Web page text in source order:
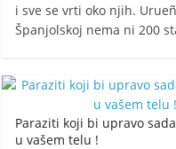
i sve se vrti oko njih.
Španjolskoj nema ni 200
Paraziti koji bi upravo
u vašem telu !